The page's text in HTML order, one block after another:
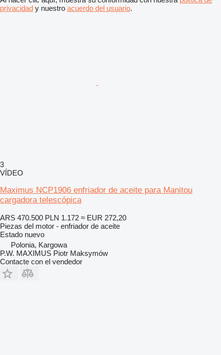
privacidad y nuestro acuerdo del usuario.
3
VÍDEO
Maximus NCP1906 enfriador de aceite para Manitou
cargadora telescópica
ARS 470.500 PLN 1.172 ≈ EUR 272,20
Piezas del motor - enfriador de aceite
Estado nuevo
Polonia, Kargowa
P.W. MAXIMUS Piotr Maksymów
Contacte con el vendedor